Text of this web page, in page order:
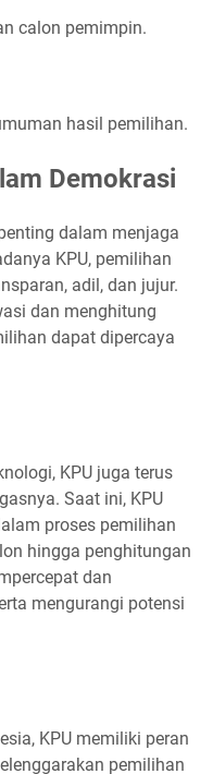
calon pemimpin.
hasil pemilihan.
Demokrasi
dalam menjaga
KPU, pemilihan
adil, dan jujur.
dan menghitung
dapat dipercaya
KPU juga terus
Saat ini, KPU
proses pemilihan
hingga penghitungan
dan
mengurangi potensi
KPU memiliki peran
pemilihan